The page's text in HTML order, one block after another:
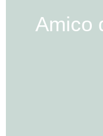
Amico